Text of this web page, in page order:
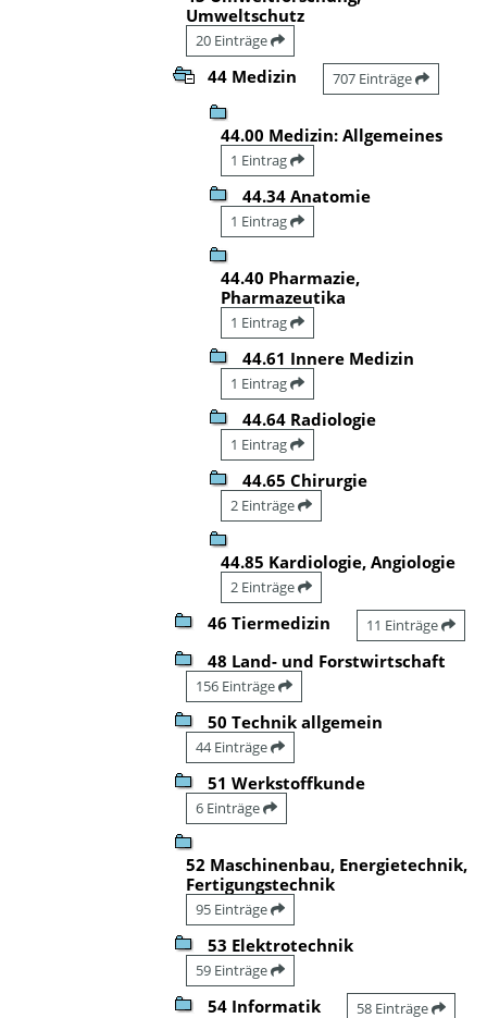
Umweltschutz
20 Einträge
44 Medizin 707 Einträge
44.00 Medizin: Allgemeines
1 Eintrag
44.34 Anatomie
1 Eintrag
44.40 Pharmazie,
Pharmazeutika
1 Eintrag
44.61 Innere Medizin
1 Eintrag
44.64 Radiologie
1 Eintrag
44.65 Chirurgie
2 Einträge
44.85 Kardiologie, Angiologie
2 Einträge
46 Tiermedizin 11 Einträge
48 Land- und Forstwirtschaft
156 Einträge
50 Technik allgemein
44 Einträge
51 Werkstoffkunde
6 Einträge
52 Maschinenbau, Energietechnik,
Fertigungstechnik
95 Einträge
53 Elektrotechnik
59 Einträge
54 Informatik 58 Einträge